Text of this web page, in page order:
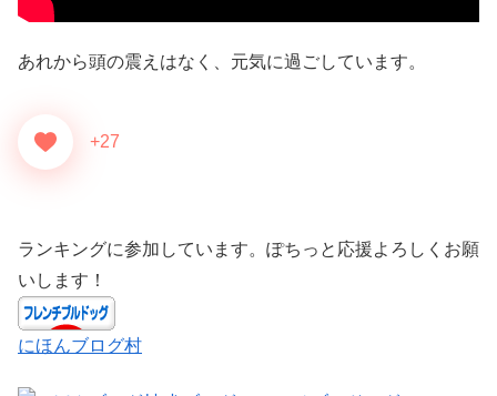
あれから頭の震えはなく、元気に過ごしています。
+27
ランキングに参加しています。ぽちっと応援よろしくお願
いします！
にほんブログ村